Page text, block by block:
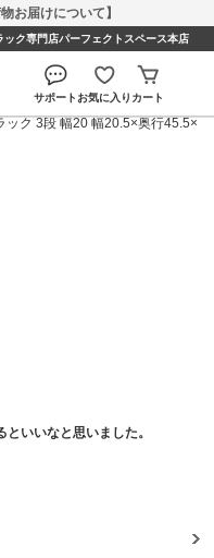
お届けについて】
ク専門店パーフェクトスペース本店
サポートお気に入り カート
ニラック 3段 幅20
のレビュー
ック 3段 幅20 幅20.5×奥行45.5×
いいなと思いました。